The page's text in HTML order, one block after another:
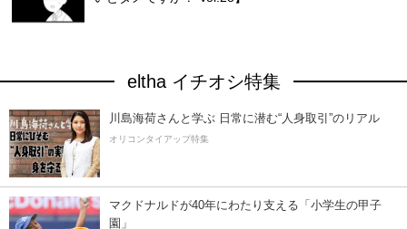
eltha イチオシ特集
川島海荷さんと学ぶ 日常に潜む“人身取引”のリアル
オリコンタイアップ特集
マクドナルドが40年にわたり支える「小学生の甲子
園」